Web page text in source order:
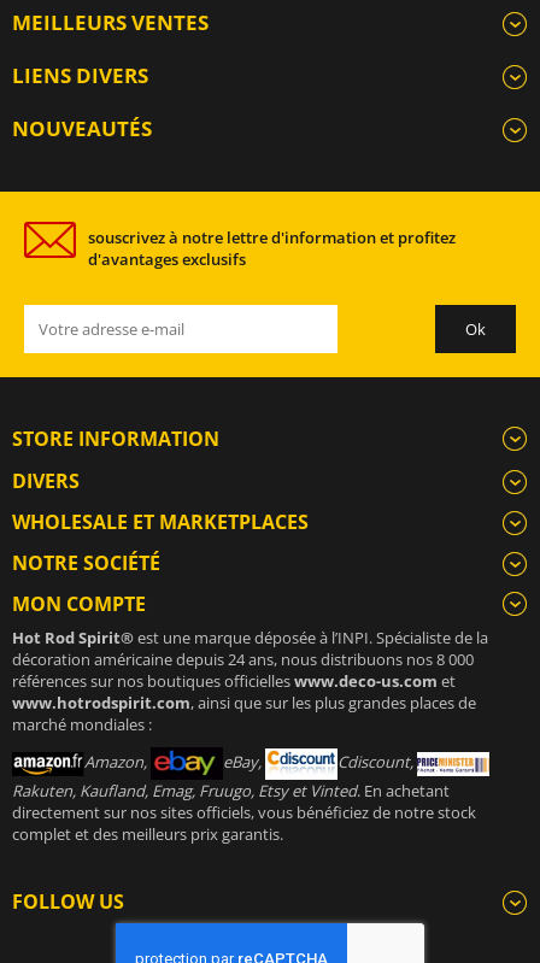
MEILLEURS VENTES
LIENS DIVERS
NOUVEAUTÉS
souscrivez à notre lettre d'information et profitez
d'avantages exclusifs
STORE INFORMATION
DIVERS
WHOLESALE ET MARKETPLACES
NOTRE SOCIÉTÉ
MON COMPTE
Hot Rod Spirit®est une marque déposée à l’INPI. Spécialiste de la
décoration américaine depuis 24 ans, nous distribuons nos 8 000
références sur nos boutiques officielleswww.deco-us.com et
www.hotrodspirit.com, ainsi que sur les plus grandes places de
marché mondiales :
Amazon,
eBay,
Cdiscount,
Rakuten, Kaufland, Emag, Fruugo, Etsy et Vinted. En achetant
directement sur nos sites officiels, vous bénéficiez de notre stock
complet et des meilleurs prix garantis.
FOLLOW US